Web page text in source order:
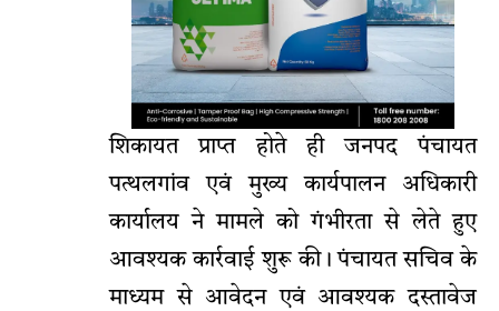
शिकायत प्राप्त होते ही जनपद पंचायत
पत्थलगांव एवं मुख्य कार्यपालन अधिकारी
कार्यालय ने मामले को गंभीरता से लेते हुए
आवश्यक कार्रवाई शुरू की। पंचायत सचिव के
माध्यम से आवेदन एवं आवश्यक दस्तावेज